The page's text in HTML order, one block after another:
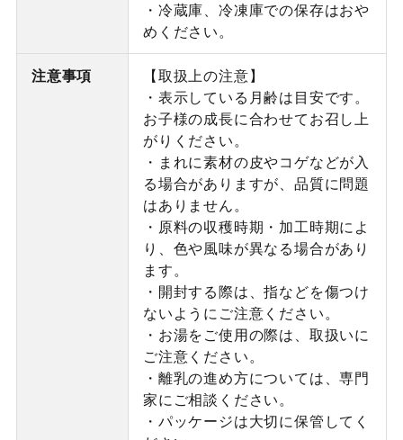
・冷蔵庫、冷凍庫での保存はおや
めください。
注意事項
【取扱上の注意】
・表示している月齢は目安です。
お子様の成長に合わせてお召し上
がりください。
・まれに素材の皮やコゲなどが入
る場合がありますが、品質に問題
はありません。
・原料の収穫時期・加工時期によ
り、色や風味が異なる場合があり
ます。
・開封する際は、指などを傷つけ
ないようにご注意ください。
・お湯をご使用の際は、取扱いに
ご注意ください。
・離乳の進め方については、専門
家にご相談ください。
・パッケージは大切に保管してく